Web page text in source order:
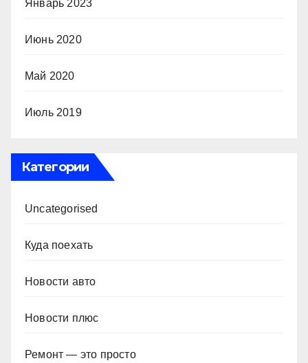
Январь 2023
Июнь 2020
Май 2020
Июль 2019
Категории
Uncategorised
Куда поехать
Новости авто
Новости плюс
Ремонт — это просто